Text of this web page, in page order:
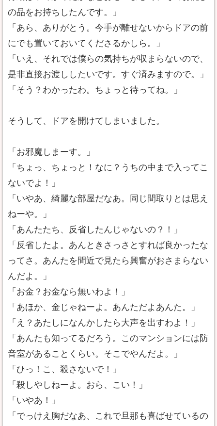
の品をお持ちしたんです。」
「あら、ありがとう。今手が離せないからドアの前
にでも置いておいてくださるかしら。」
「いえ、それでは僕らの気持ちが収まらないので、
是非直接お渡ししたいです。すぐ済みますので。」
「そう？わかったわ。ちょっと待ってね。」
そうして、ドアを開けてしまいました。
「お邪魔しまーす。」
「ちょっ、ちょっと！なに？うちの中まで入ってこ
ないでよ！」
「いやあ、綺麗な部屋だなあ。同じ間取りとは思え
ねーや。」
「あんたたち、反省したんじゃないの？！」
「反省したよ。あんときさっさとすれば良かったな
ってさ。あんたを間近で見たら興奮がおさまらない
んだよ。」
「お金？お金なら無いわよ！」
「あほか、金じゃねーよ。あんただよあんた。」
「え？あたしになんかしたら大声を出すわよ！」
「あんたも知ってるだろう。このマンションには防
音室があることくらい。そこでやんだよ。」
「ひっ！こ、殺さないで！」
「殺しやしねーよ。おら、こい！」
「いやあ！」
「でっけえ胸だなあ、これで旦那も喜ばせているの